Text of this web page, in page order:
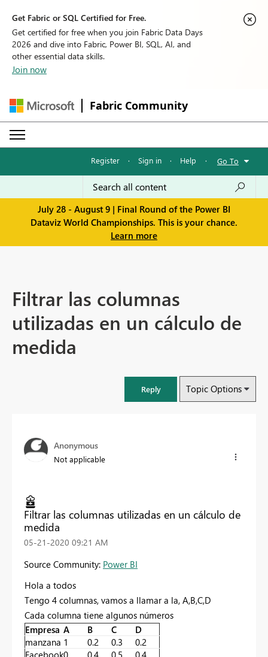
Get Fabric or SQL Certified for Free.
Get certified for free when you join Fabric Data Days
2026 and dive into Fabric, Power BI, SQL, AI, and
other essential data skills.
Join now
Fabric Community
Register · Sign in · Help · Go To
July 28 - August 9 | Final Round of the Power BI
Dataviz World Championships. This is your chance.
Learn more
Filtrar las columnas
utilizadas en un cálculo de
medida
Reply Topic Options
Anonymous
Not applicable
Filtrar las columnas utilizadas en un cálculo de
medida
‎05-21-2020 09:21 AM
Source Community: Power BI
Hola a todos
Tengo 4 columnas, vamos a llamar a la, A,B,C,D
Cada columna tiene algunos números
Empresa A B C
D
manzana 1 0.2 0.3
0.2
Facebook0 0.4 0.5
0.4